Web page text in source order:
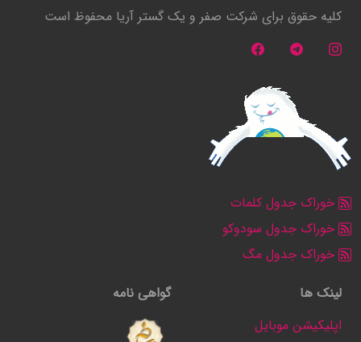
کلیه حقوق برای شرکت صفر و یک گستر آریا محفوظ است
خوراک جدول کلمات
خوراک جدول سودوکو
خوراک جدول مگ
لینک ها
اپلیکیشن موبایل
گواهی نامه